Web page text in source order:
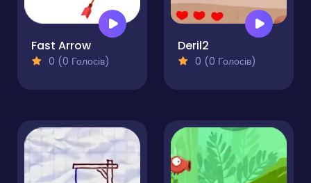
Fast Arrow
0 (0 Голосів)
Deril2
0 (0 Голосів)